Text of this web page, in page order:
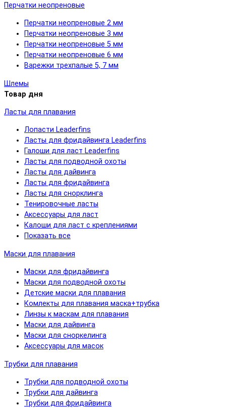
Перчатки неопреновые
Перчатки неопреновые 2 мм
Перчатки неопреновые 3 мм
Перчатки неопреновые 5 мм
Перчатки неопреновые 6 мм
Варежки трехпалые 5, 7 мм
Шлемы
Товар дня
Ласты для плавания
Лопасти Leaderfins
Ласты для фридайвинга Leaderfins
Галоши для ласт Leaderfins
Ласты для подводной охоты
Ласты для дайвинга
Ласты для фридайвинга
Ласты для снорклинга
Тенировочные ласты
Аксессуары для ласт
Калоши для ласт с креплениями
Показать все
Маски для плавания
Маски для фридайвинга
Маски для подводной охоты
Детские маски для плавания
Комлекты для плавания маска+трубка
Линзы к маскам для плавания
Маски для дайвинга
Маски для сноркелинга
Аксессуары для масок
Трубки для плавания
Трубки для подводной охоты
Трубки для дайвинга
Трубки для фридайвинга